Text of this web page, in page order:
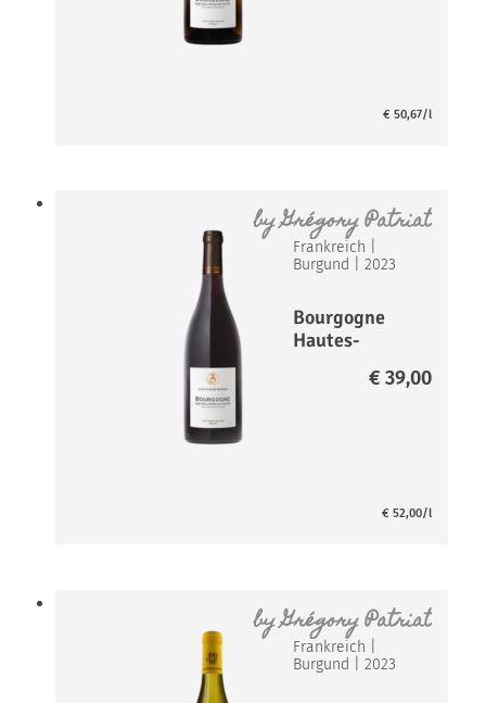
€ 50,67/l
byGrégory Patriat
Frankreich
Burgund
|2023
Bourgogne
Hautes-
Nuits Rouge*
€ 39,00
€ 52,00/l
byGrégory Patriat
Frankreich
Burgund
|2023